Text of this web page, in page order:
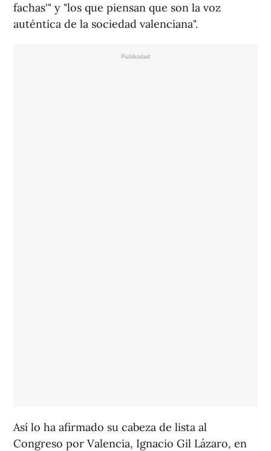
fachas'" y "los que piensan que son la voz
auténtica de la sociedad valenciana".
Así lo ha afirmado su cabeza de lista al
Congreso por Valencia, Ignacio Gil Lázaro, en